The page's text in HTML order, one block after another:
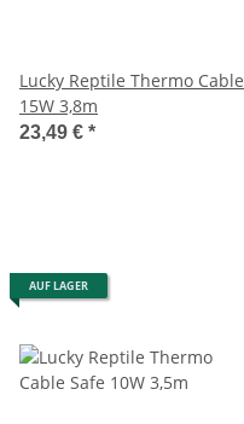
Lucky Reptile Thermo Cable
15W 3,8m
23,49 € *
AUF LAGER